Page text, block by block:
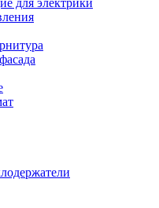
для электрики